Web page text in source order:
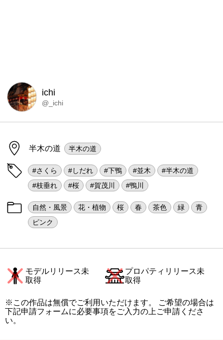
ichi
@_ichi
半木の道 半木の道
#さくら #しだれ #下鴨 #並木
#半木の道
#枝垂れ
#桜 #賀茂川 #鴨川
自然・風景 花・植物 桜 春 茶色 緑
青
ピンク
モデルリリース未
取得
プロパティリリース未
取得
※この作品は無償でご利用いただけます。 ご希望の場合は
下記申請フォームに必要事項をご入力の上ご申請くださ
い。